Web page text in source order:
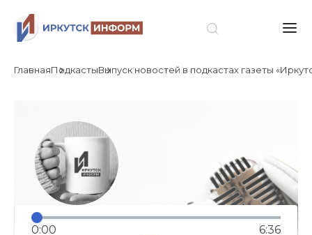
ГлавнаяПодкастыВыпуск новостей в подкастах газеты
0:00 6:36